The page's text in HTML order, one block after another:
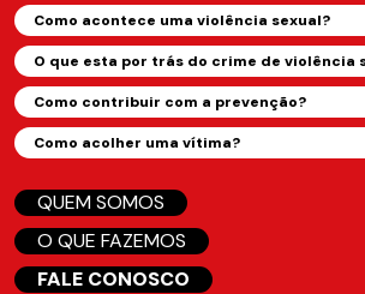
Como acontece uma violência sexual?
O que esta por trás do crime de violência
Como contribuir com a prevenção?
Como acolher uma vítima?
QUEM SOMOS
O QUE FAZEMOS
FALE CONOSCO